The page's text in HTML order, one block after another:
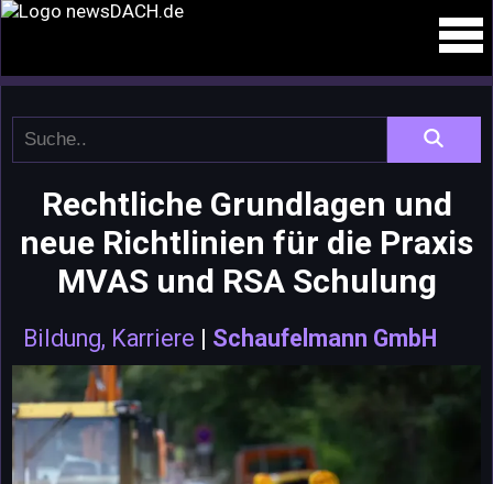
Rechtliche Grundlagen und
neue Richtlinien für die Praxis
MVAS und RSA Schulung
Bildung, Karriere | Schaufelmann GmbH